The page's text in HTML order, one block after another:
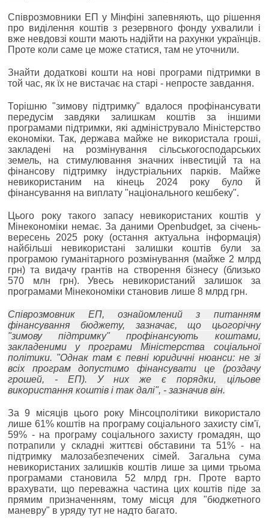
Співрозмовники ЕП у Мінфіні запевняють, що рішення
про виділення коштів з резервного фонду ухвалили і
вже невдовзі кошти мають надійти на рахунки українців.
Проте коли саме це може статися, там не уточнили.
Знайти додаткові кошти на нові програми підтримки в
той час, як їх не вистачає на старі - непросте завдання.
Торішню "зимову підтримку" вдалося профінансувати
передусім завдяки залишкам коштів за іншими
програмами підтримки, які адмініструвало Міністерство
економіки. Так, держава майже не використала гроші,
закладені на розмінування сільськогосподарських
земель, на стимулювання значних інвестицій та на
фінансову підтримку індустріальних парків. Майже
невикористаним на кінець 2024 року було й
фінансування на виплату "національного кешбеку".
Цього року такого запасу невикористаних коштів у
Мінекономіки немає. За даними Openbudget, за січень-
вересень 2025 року (остання актуальна інформація)
найбільші невикористані залишки коштів були за
програмою гуманітарного розмінування (майже 2 млрд
грн) та видачу грантів на створення бізнесу (близько
570 млн грн). Увесь невикористаний залишок за
програмами Мінекономіки становив лише 8 млрд грн.
Співрозмовник ЕП, ознайомлений з питанням
фінансування бюджету, зазначає, що цьогорічну
"зимову підтримку" профінансують коштами,
закладеними у програми Міністерства соціальної
політики. "Однак там є певні юридичні нюанси: не зі
всіх програм допустимо фінансувати це (роздачу
грошей, - ЕП). У них же є порядки, цільове
використання коштів і так далі", - зазначив він.
За 9 місяців цього року Мінсоцполітики використало
лише 61% коштів на програму соціального захисту сім'ї,
59% - на програму соціального захисту громадян, що
потрапили у складні життєві обставини та 51% - на
підтримку малозабезпечених сімей. Загальна сума
невикористаних залишків коштів лише за цими трьома
програмами становила 52 млрд грн. Проте варто
врахувати, що переважна частина цих коштів піде за
прямим призначенням, тому місця для "бюджетного
маневру" в уряду тут не надто багато.